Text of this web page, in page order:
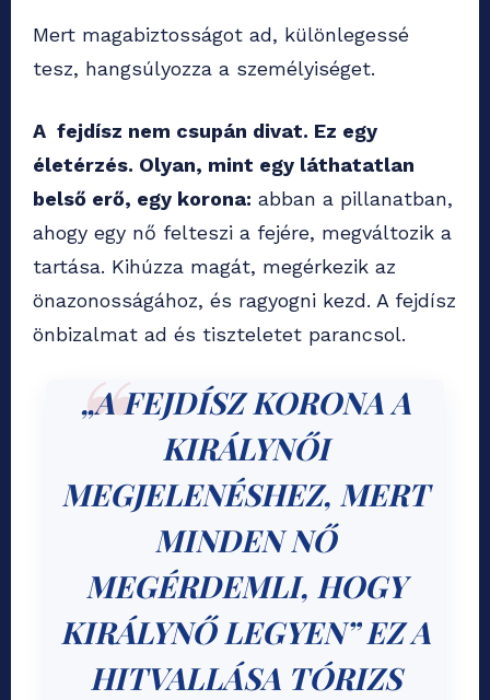
Mert magabiztosságot ad, különlegessé
tesz, hangsúlyozza a személyiséget.
A fejdísz nem csupán divat. Ez egy
életérzés. Olyan, mint egy láthatatlan
belső erő, egy korona: abban a pillanatban,
ahogy egy nő felteszi a fejére, megváltozik a
tartása. Kihúzza magát, megérkezik az
önazonosságához, és ragyogni kezd. A fejdísz
önbizalmat ad és tiszteletet parancsol.
„A FEJDÍSZ KORONA A
KIRÁLYNŐI
MEGJELENÉSHEZ, MERT
MINDEN NŐ
MEGÉRDEMLI, HOGY
KIRÁLYNŐ LEGYEN” EZ A
HITVALLÁSA TÓRIZS